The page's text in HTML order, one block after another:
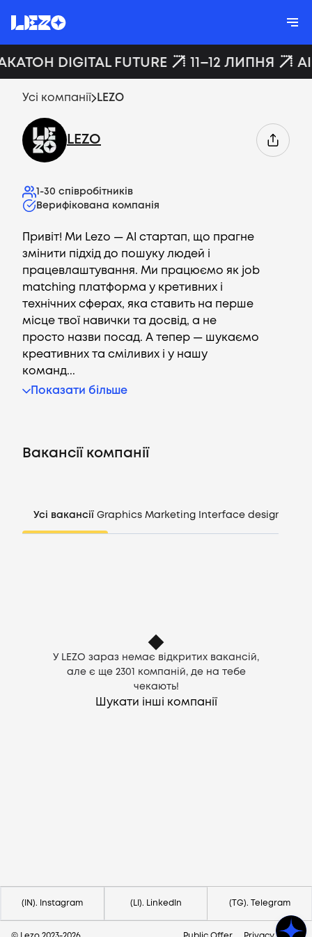
CV генератор
DIGITAL FUTURE 11–12 ЛИПНЯ
Усі компанії LEZO
LEZO
1-30 співробітників
Верифікована компанія
Привіт! Ми Lezo — AI стартап, що прагне
змінити підхід до пошуку людей і
працевлаштування. Ми працюємо як job
matching платформа у кретивних і
технічних сферах, яка ставить на перше
місце твої навички та досвід, а не
просто назви посад. А тепер — шукаємо
креативних та сміливих і у нашу
команд...
Показати більше
Вакансії компанії
Усі вакансії Graphics Marketing Interface design
У LEZO зараз немає відкритих вакансій,
але є ще 2301
компаній, де на тебе
чекають!
Шукати інші компанії
(IN). Instagram (LI). LinkedIn (TG). Telegram